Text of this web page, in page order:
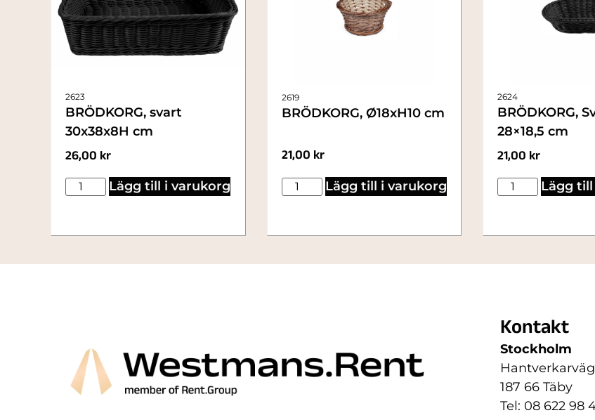
2623
BRÖDKORG, svart
30x38x8H cm
26,00 kr
Lägg till i varukorg
2619
BRÖDKORG, Ø18xH10 cm
21,00 kr
Lägg till i varukorg
2624
BRÖDKORG,
28×18,5 cm
21,00 kr
Lägg
Kontakt
Stockholm
187 66 Täby
Tel: 08 622 98